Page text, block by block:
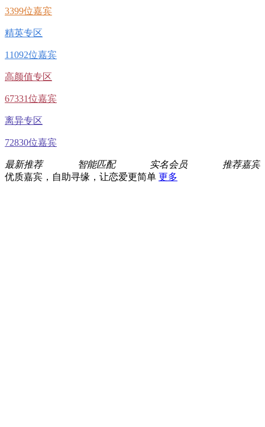
3399位嘉宾
精英专区
11092位嘉宾
高颜值专区
67331位嘉宾
离异专区
72830位嘉宾
最新推荐 智能匹配 实名会员
推荐嘉宾
优质嘉宾，自助寻缘，让恋爱更简单 更多